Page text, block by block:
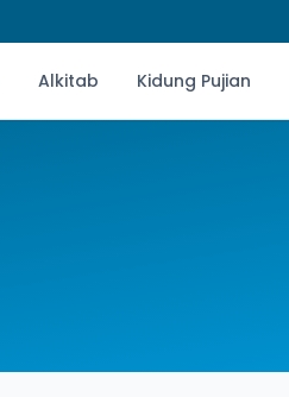
Alkitab Kidung Pujian